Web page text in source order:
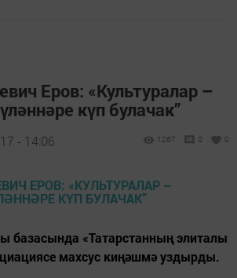
Еров: «Культуралар –
күп булачак”
- 14:06 1267 0 0
базасында «Татарстанның элиталы
махсус киңәшмә уздырды.